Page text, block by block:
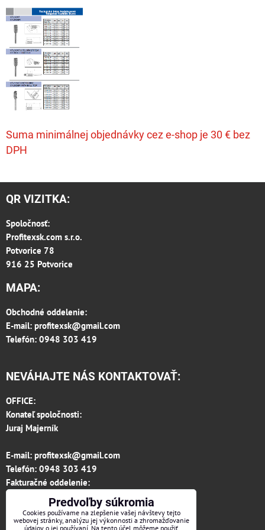
Suma minimálnej objednávky cez e-shop je 30 € bez
DPH
QR VIZITKA:
Spoločnosť:
Profitexsk.com s.r.o.
Potvorice 78
916 25 Potvorice
MAPA:
Obchodné oddelenie:
E-mail: profitexsk@gmail.com
Telefón: 0948 303 419
NEVÁHAJTE NÁS KONTAKTOVAŤ:
OFFICE:
Konateľ spoločnosti:
Juraj Majerník
E-mail: profitexsk@gmail.com
Telefón: 0948 303 419
Fakturačné oddelenie:
invoice.profitexsk@gmail.com
IČO: 36313157
IČ DPH: SK 2020182615
Predvoľby súkromia
Cookies používame na zlepšenie vašej návštevy tejto
webovej stránky, analýzu jej výkonnosti a zhromažďovanie
údajov o jej používaní. Na tento účel môžeme použiť